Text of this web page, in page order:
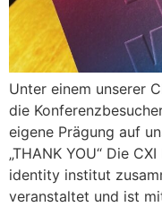
Unter einem unserer
die
eigene Prägung auf
„THANK YOU“ Die
identity institut
veranstaltet und ist